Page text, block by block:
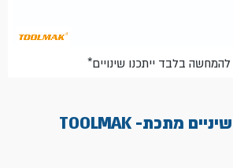
להמחשה בלבד ייתכנו שינויים